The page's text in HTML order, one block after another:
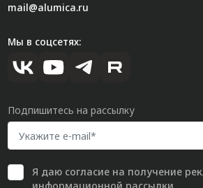
mail@alumica.ru
Мы в соцсетях:
Подпишитесь на рассылку
Я даю согласиена получение